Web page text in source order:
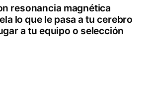
resonancia magnética
lo que le pasa a tu cerebro
a tu equipo o selección